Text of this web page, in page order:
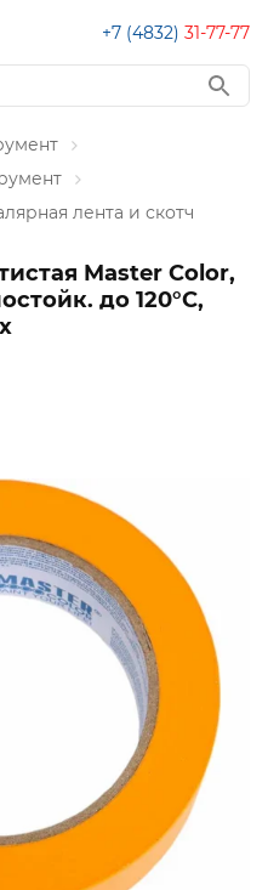
+7 (4832) 31-77-77
лента и скотч
Master Color,
до 120°C,